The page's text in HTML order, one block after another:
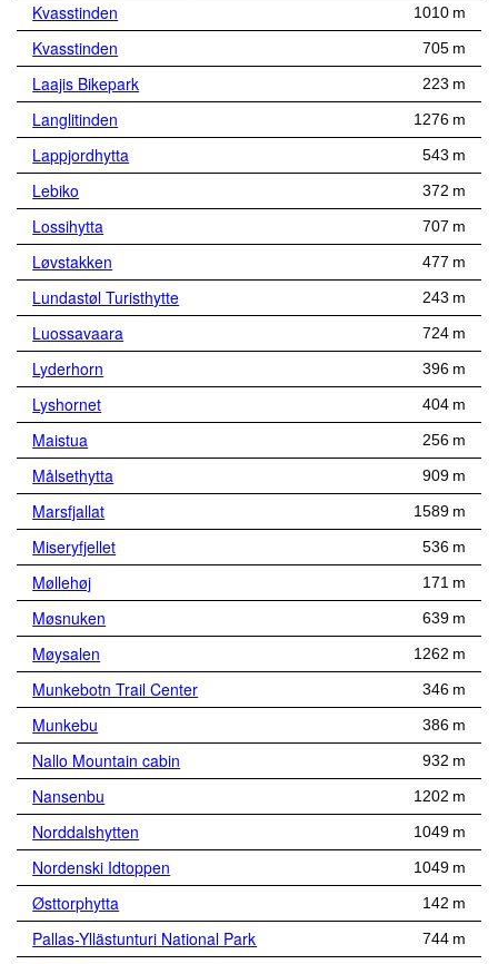
Kvasstinden 1010 m
Kvasstinden 705 m
Laajis Bikepark 223 m
Langlitinden 1276 m
Lappjordhytta 543 m
Lebiko 372 m
Lossihytta 707 m
Løvstakken 477 m
Lundastøl Turisthytte 243 m
Luossavaara 724 m
Lyderhorn 396 m
Lyshornet 404 m
Maistua 256 m
Målsethytta 909 m
Marsfjallat 1589 m
Miseryfjellet 536 m
Møllehøj 171 m
Møsnuken 639 m
Møysalen 1262 m
Munkebotn Trail Center 346 m
Munkebu 386 m
Nallo Mountain cabin 932 m
Nansenbu 1202 m
Norddalshytten 1049 m
Nordenski Idtoppen 1049 m
Østtorphytta 142 m
Pallas-Yllästunturi National Park 744 m